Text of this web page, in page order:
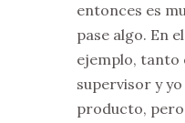
entonces es
pase algo. En
ejemplo, tanto
supervisor y
producto,